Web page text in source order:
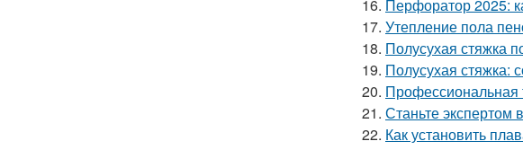
16. Перфоратор 2025:
17. Утепление пола
18. Полусухая стяжка
19. Полусухая стяжка:
20. Профессиональная
21. Станьте экспертом
22. Как установить